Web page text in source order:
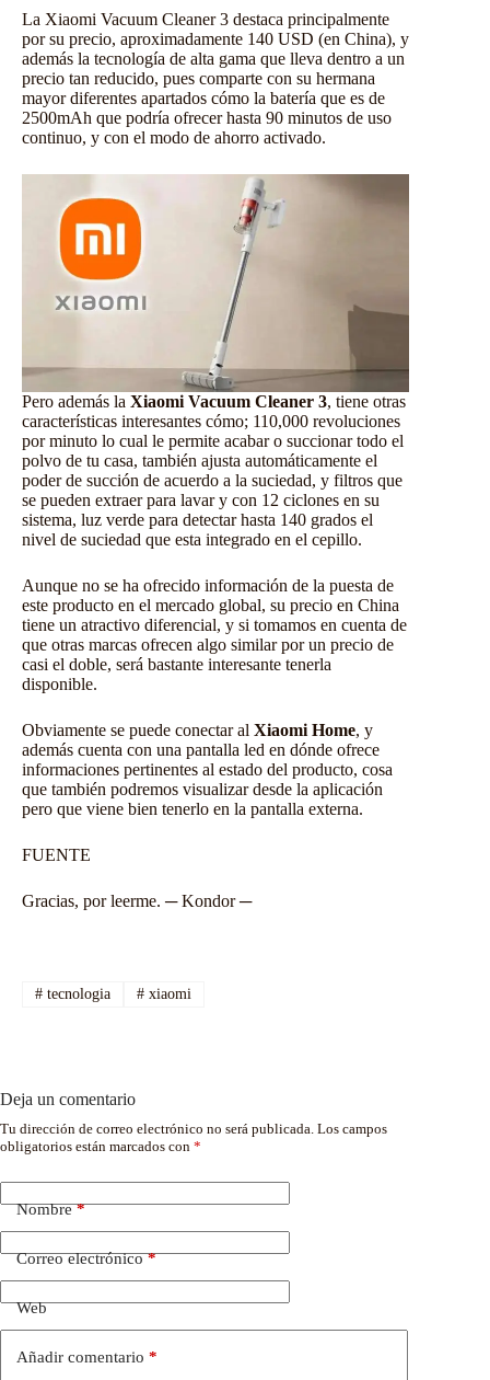
La Xiaomi Vacuum Cleaner 3 destaca principalmente
por su precio, aproximadamente 140 USD (en China), y
además la tecnología de alta gama que lleva dentro a un
precio tan reducido, pues comparte con su hermana
mayor diferentes apartados cómo la batería que es de
2500mAh que podría ofrecer hasta 90 minutos de uso
continuo, y con el modo de ahorro activado.
Pero además la Xiaomi Vacuum Cleaner 3, tiene otras
características interesantes cómo; 110,000 revoluciones
por minuto lo cual le permite acabar o succionar todo el
polvo de tu casa, también ajusta automáticamente el
poder de succión de acuerdo a la suciedad, y filtros que
se pueden extraer para lavar y con 12 ciclones en su
sistema, luz verde para detectar hasta 140 grados el
nivel de suciedad que esta integrado en el cepillo.
Aunque no se ha ofrecido información de la puesta de
este producto en el mercado global, su precio en China
tiene un atractivo diferencial, y si tomamos en cuenta de
que otras marcas ofrecen algo similar por un precio de
casi el doble, será bastante interesante tenerla
disponible.
Obviamente se puede conectar al Xiaomi Home, y
además cuenta con una pantalla led en dónde ofrece
informaciones pertinentes al estado del producto, cosa
que también podremos visualizar desde la aplicación
pero que viene bien tenerlo en la pantalla externa.
FUENTE
Gracias, por leerme. ─ Kondor ─
#tecnologia #xiaomi
Deja un comentario
Tu dirección de correo electrónico no será publicada. Los campos
obligatorios están marcados con *
Nombre*
Correo electrónico*
Web
Añadir comentario *